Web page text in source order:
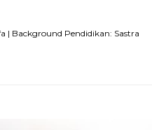
Background Pendidikan: Sastra